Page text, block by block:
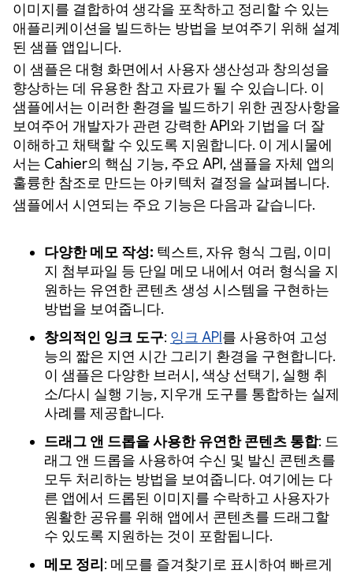
이미지를 결합하여 생각을 포착하고 정리할 수 있는
애플리케이션을 빌드하는 방법을 보여주기 위해 설계
된 샘플 앱입니다.
이 샘플은 대형 화면에서 사용자 생산성과 창의성을
향상하는 데 유용한 참고 자료가 될 수 있습니다. 이
샘플에서는 이러한 환경을 빌드하기 위한 권장사항을
보여주어 개발자가 관련 강력한 API와 기법을 더 잘
이해하고 채택할 수 있도록 지원합니다. 이 게시물에
서는 Cahier의 핵심 기능, 주요 API, 샘플을 자체 앱의
훌륭한 참조로 만드는 아키텍처 결정을 살펴봅니다.
샘플에서 시연되는 주요 기능은 다음과 같습니다.
다양한 메모 작성: 텍스트, 자유 형식 그림, 이미
지 첨부파일 등 단일 메모 내에서 여러 형식을 지
원하는 유연한 콘텐츠 생성 시스템을 구현하는
방법을 보여줍니다.
창의적인 잉크 도구: 잉크 API 를 사용하여 고성
능의 짧은 지연 시간 그리기 환경을 구현합니다.
이 샘플은 다양한 브러시, 색상 선택기, 실행 취
소/다시 실행 기능, 지우개 도구를 통합하는 실제
사례를 제공합니다.
드래그 앤 드롭을 사용한 유연한 콘텐츠 통합: 드
래그 앤 드롭을 사용하여 수신 및 발신 콘텐츠를
모두 처리하는 방법을 보여줍니다. 여기에는 다
른 앱에서 드롭된 이미지를 수락하고 사용자가
원활한 공유를 위해 앱에서 콘텐츠를 드래그할
수 있도록 지원하는 것이 포함됩니다.
메모 정리 : 메모를 즐겨찾기로 표시하여 빠르게